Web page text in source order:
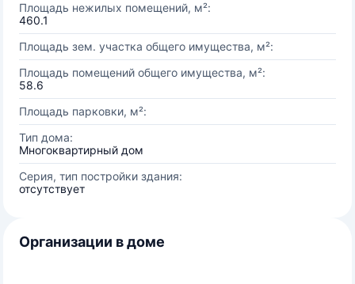
Площадь нежилых помещений, м²:
460.1
Площадь зем. участка общего имущества, м²:
Площадь помещений общего имущества, м²:
58.6
Площадь парковки, м²:
Тип дома:
Многоквартирный дом
Серия, тип постройки здания:
отсутствует
Организации в доме